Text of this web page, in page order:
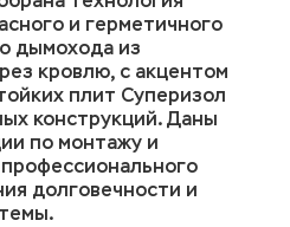
и герметичного
дымохода из
кровлю, с акцентом
плит Суперизол
конструкций. Даны
по монтажу и
долговечности и